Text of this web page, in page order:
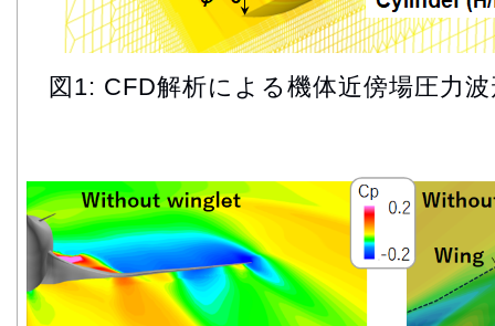
図1: CFD解析による機体近傍場圧力